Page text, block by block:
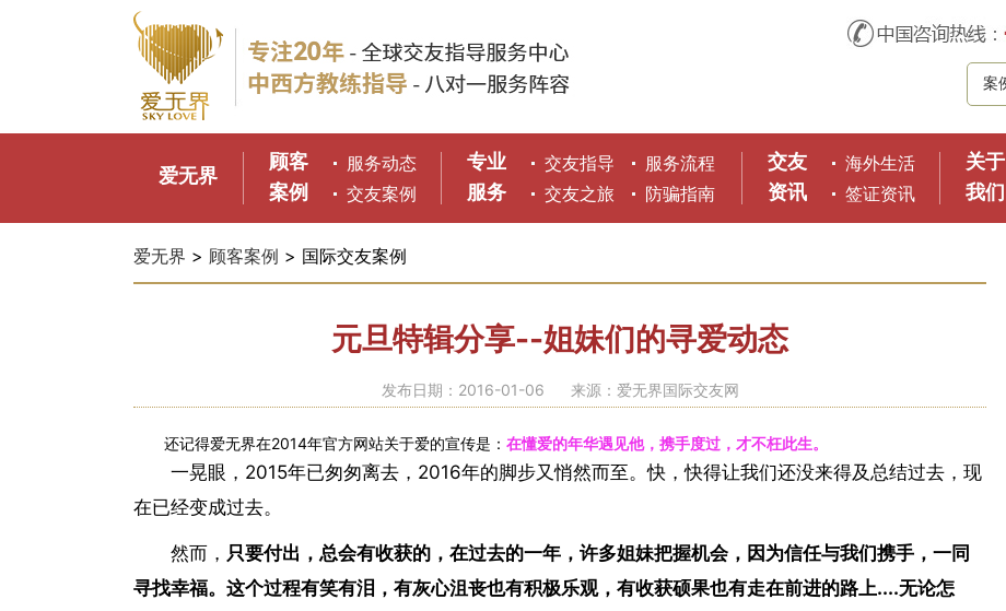
爱无界
顾客
案例
服务动态
交友案例
专业
服务
交友指导
服务流程
交友之旅
防骗指南
交友
资讯
海外生活
签证资讯
关于
我们
爱无界 > 顾客案例 > 国际交友案例
元旦特辑分享--姐妹们的寻爱动态
发布日期：2016-01-06 来源：爱无界国际交友网
还记得爱无界在2014年官方网站关于爱的宣传是： 在懂爱的年华遇见他，携手度过，才不枉此生。
一晃眼，2015年已匆匆离去，2016年的脚步又悄然而至。快，快得让我们还没来得及总结过去，现
在已经变成过去。
然而， 只要付出，总会有收获的，在过去的一年，许多姐妹把握机会，因为信任与我们携手，一同
寻找幸福。这个过程有笑有泪，有灰心沮丧也有积极乐观，有收获硕果也有走在前进的路上....无论怎